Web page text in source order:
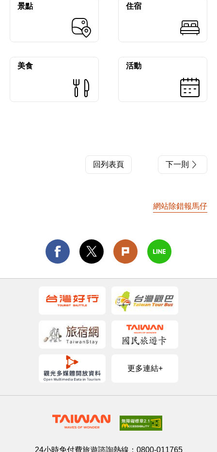
景點 住宿
美食 活動
回列表頁 下一則
網站除錯報馬仔
更多連結+
24小時免付費旅遊諮詢熱線： 0800-011765